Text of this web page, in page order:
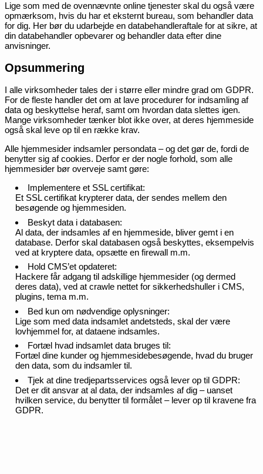
Lige som med de ovennævnte online tjenester skal du også være
opmærksom, hvis du har et eksternt bureau, som behandler data
for dig. Her bør du udarbejde en databehandleraftale for at sikre, at
din databehandler opbevarer og behandler data efter dine
anvisninger.
Opsummering
I alle virksomheder tales der i større eller mindre grad om GDPR.
For de fleste handler det om at lave procedurer for indsamling af
data og beskyttelse heraf, samt om hvordan data slettes igen.
Mange virksomheder tænker blot ikke over, at deres hjemmeside
også skal leve op til en række krav.
Alle hjemmesider indsamler persondata – og det gør de, fordi de
benytter sig af cookies. Derfor er der nogle forhold, som alle
hjemmesider bør overveje samt gøre:
Implementere et SSL certifikat:
Et SSL certifikat krypterer data, der sendes mellem den
besøgende og hjemmesiden.
Beskyt data i databasen:
Al data, der indsamles af en hjemmeside, bliver gemt i en
database. Derfor skal databasen også beskyttes, eksempelvis
ved at kryptere data, opsætte en firewall m.m.
Hold CMS’et opdateret:
Hackere får adgang til adskillige hjemmesider (og dermed
deres data), ved at crawle nettet for sikkerhedshuller i CMS,
plugins, tema m.m.
Bed kun om nødvendige oplysninger:
Lige som med data indsamlet andetsteds, skal der være
lovhjemmel for, at dataene indsamles.
Fortæl hvad indsamlet data bruges til:
Fortæl dine kunder og hjemmesidebesøgende, hvad du bruger
den data, som du indsamler til.
Tjek at dine tredjepartsservices også lever op til GDPR:
Det er dit ansvar at al data, der indsamles af dig – uanset
hvilken service, du benytter til formålet – lever op til kravene fra
GDPR.